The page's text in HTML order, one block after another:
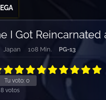
I Got Reincarnated
Japan 108 Min. PG-13
Tu voto: 0
8 votos